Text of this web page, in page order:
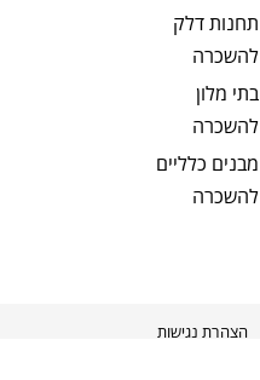
תחנות דלק
להשכרה
בתי מלון
להשכרה
מבנים כלליים
להשכרה
הצהרת נגישות